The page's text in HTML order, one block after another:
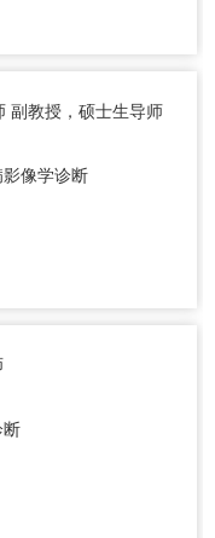
副教授，硕士生导师
像学诊断
断